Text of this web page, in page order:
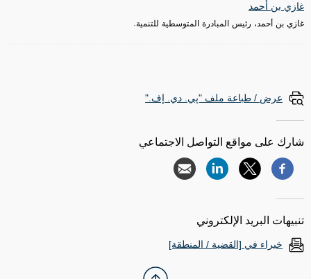
غازي بن أحمد
غازي بن أحمد، رئيس المبادرة المتوسطية للتنمية.
عرض / طباعة ملف "پي. دي. إف."
شارك على مواقع التواصل الاجتماعي
تنبيهات البريد الإلكتروني
خبراء في [القضية / المنطقة]